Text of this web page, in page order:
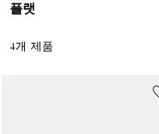
플랫
4개 제품